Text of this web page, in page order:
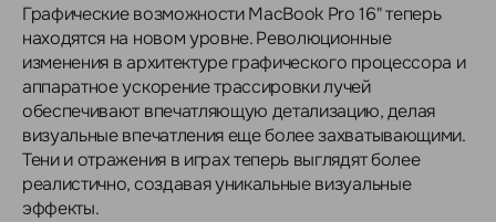
Графические возможности MacBook Pro 16" теперь
находятся на новом уровне. Революционные
изменения в архитектуре графического процессора и
аппаратное ускорение трассировки лучей
обеспечивают впечатляющую детализацию, делая
визуальные впечатления еще более захватывающими.
Тени и отражения в играх теперь выглядят более
реалистично, создавая уникальные визуальные
эффекты.